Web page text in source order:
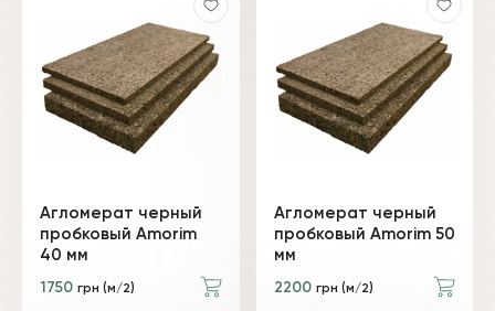
Агломерат черный
пробковый Amorim
40 мм
1750 грн (м/2)
Агломерат черный
пробковый Amorim 50
мм
2200 грн (м/2)